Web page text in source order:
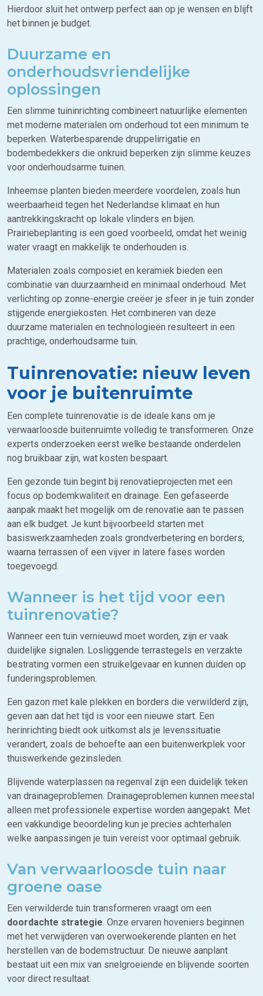
Hierdoor sluit het ontwerp perfect aan op je wensen en blijft
het binnen je budget.
Duurzame en
onderhoudsvriendelijke
oplossingen
Een slimme tuininrichting combineert natuurlijke elementen
met moderne materialen om onderhoud tot een minimum te
beperken. Waterbesparende druppelirrigatie en
bodembedekkers die onkruid beperken zijn slimme keuzes
voor onderhoudsarme tuinen.
Inheemse planten bieden meerdere voordelen, zoals hun
weerbaarheid tegen het Nederlandse klimaat en hun
aantrekkingskracht op lokale vlinders en bijen.
Prairiebeplanting is een goed voorbeeld, omdat het weinig
water vraagt en makkelijk te onderhouden is.
Materialen zoals composiet en keramiek bieden een
combinatie van duurzaamheid en minimaal onderhoud. Met
verlichting op zonne-energie creëer je sfeer in je tuin zonder
stijgende energiekosten. Het combineren van deze
duurzame materialen en technologieën resulteert in een
prachtige, onderhoudsarme tuin.
Tuinrenovatie: nieuw leven
voor je buitenruimte
Een complete tuinrenovatie is de ideale kans om je
verwaarloosde buitenruimte volledig te transformeren. Onze
experts onderzoeken eerst welke bestaande onderdelen
nog bruikbaar zijn, wat kosten bespaart.
Een gezonde tuin begint bij renovatieprojecten met een
focus op bodemkwaliteit en drainage. Een gefaseerde
aanpak maakt het mogelijk om de renovatie aan te passen
aan elk budget. Je kunt bijvoorbeeld starten met
basiswerkzaamheden zoals grondverbetering en borders,
waarna terrassen of een vijver in latere fases worden
toegevoegd.
Wanneer is het tijd voor een
tuinrenovatie?
Wanneer een tuin vernieuwd moet worden, zijn er vaak
duidelijke signalen. Losliggende terrastegels en verzakte
bestrating vormen een struikelgevaar en kunnen duiden op
funderingsproblemen.
Een gazon met kale plekken en borders die verwilderd zijn,
geven aan dat het tijd is voor een nieuwe start. Een
herinrichting biedt ook uitkomst als je levenssituatie
verandert, zoals de behoefte aan een buitenwerkplek voor
thuiswerkende gezinsleden.
Blijvende waterplassen na regenval zijn een duidelijk teken
van drainageproblemen. Drainageproblemen kunnen meestal
alleen met professionele expertise worden aangepakt. Met
een vakkundige beoordeling kun je precies achterhalen
welke aanpassingen je tuin vereist voor optimaal gebruik.
Van verwaarloosde tuin naar
groene oase
Een verwilderde tuin transformeren vraagt om een
doordachte strategie. Onze ervaren hoveniers beginnen
met het verwijderen van overwoekerende planten en het
herstellen van de bodemstructuur. De nieuwe aanplant
bestaat uit een mix van snelgroeiende en blijvende soorten
voor direct resultaat.